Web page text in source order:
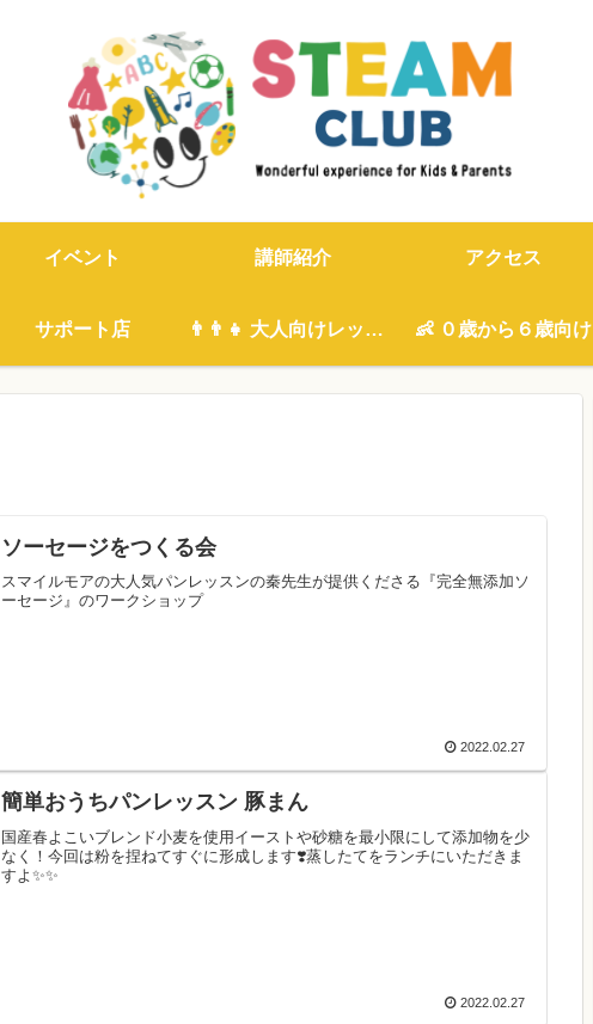
イベント 講師紹介 アクセス
サポート店 👨‍👨‍👧 大人向けレッスン 👶 ０歳から６歳向け
ソーセージをつくる会
スマイルモアの大人気パンレッスンの秦先生が提供くださる『完全無添加ソ
ーセージ』のワークショップ
2022.02.27
簡単おうちパンレッスン 豚まん
国産春よこいブレンド小麦を使用イーストや砂糖を最小限にして添加物を少
なく！今回は粉を捏ねてすぐに形成します❣️蒸したてをランチにいただきま
すよ✨✨
2022.02.27